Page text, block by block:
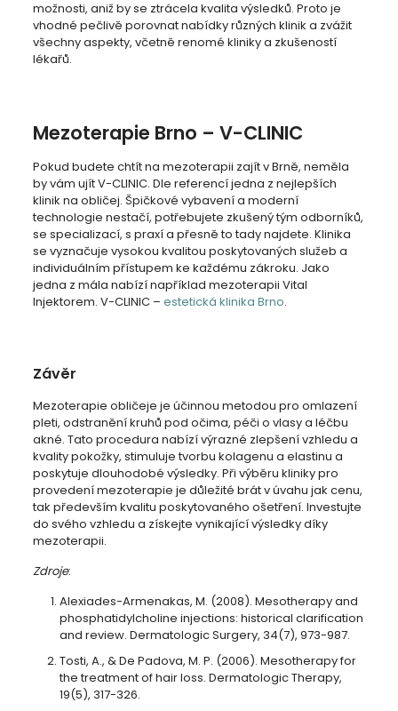
možnosti, aniž by se ztrácela kvalita výsledků. Proto je
vhodné pečlivě porovnat nabídky různých klinik a zvážit
všechny aspekty, včetně renomé kliniky a zkušeností
lékařů.
Mezoterapie Brno – V-CLINIC
Pokud budete chtít na mezoterapii zajít v Brně, neměla
by vám ujít V-CLINIC. Dle referencí jedna z nejlepších
klinik na obličej. Špičkové vybavení a moderní
technologie nestačí, potřebujete zkušený tým odborníků,
se specializací, s praxí a přesně to tady najdete. Klinika
se vyznačuje vysokou kvalitou poskytovaných služeb a
individuálním přístupem ke každému zákroku. Jako
jedna z mála nabízí například mezoterapii Vital
Injektorem. V-CLINIC – estetická klinika Brno.
Závěr
Mezoterapie obličeje je účinnou metodou pro omlazení
pleti, odstranění kruhů pod očima, péči o vlasy a léčbu
akné. Tato procedura nabízí výrazné zlepšení vzhledu a
kvality pokožky, stimuluje tvorbu kolagenu a elastinu a
poskytuje dlouhodobé výsledky. Při výběru kliniky pro
provedení mezoterapie je důležité brát v úvahu jak cenu,
tak především kvalitu poskytovaného ošetření. Investujte
do svého vzhledu a získejte vynikající výsledky díky
mezoterapii.
Zdroje:
Alexiades-Armenakas, M. (2008). Mesotherapy and
phosphatidylcholine injections: historical clarification
and review. Dermatologic Surgery, 34(7), 973-987.
Tosti, A., & De Padova, M. P. (2006). Mesotherapy for
the treatment of hair loss. Dermatologic Therapy,
19(5), 317-326.